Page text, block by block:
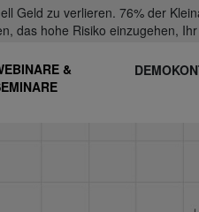
Geld zu verlieren. 76% der
das hohe Risiko einzugehen,
&